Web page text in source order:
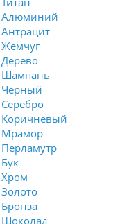
Алюминий
Антрацит
Жемчуг
Дерево
Шампань
Черный
Серебро
Коричневый
Мрамор
Перламутр
Бук
Хром
Золото
Бронза
Шоколад